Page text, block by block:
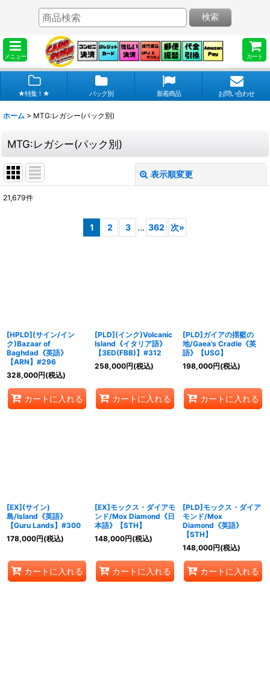
メニュー カート
検索
★特集！★ パック別 新着商品 お問い合わせ
ホーム > MTG:レガシー(パック別)
MTG:レガシー(パック別)
表示順変更
サブカテゴリ
絞り込む
21,679件
1 2 3 ... 362 次»
[HPLD](サイン/イン
ク)Bazaar of
Baghdad《英語》
【ARN】#296
328,000円(税込)
カートに入れる
[PLD](インク)Volcanic
Island《イタリア語》
【3ED(FBB)】#312
258,000円(税込)
カートに入れる
[PLD]ガイアの揺籃の
地/Gaea's Cradle《英
語》【USG】
198,000円(税込)
カートに入れる
[EX](サイン)
島/Island《英語》
【Guru Lands】#300
178,000円(税込)
カートに入れる
[EX]モックス・ダイアモ
ンド/Mox Diamond《日
本語》【STH】
148,000円(税込)
カートに入れる
[PLD]モックス・ダイア
モンド/Mox
Diamond《英語》
【STH】
148,000円(税込)
カートに入れる